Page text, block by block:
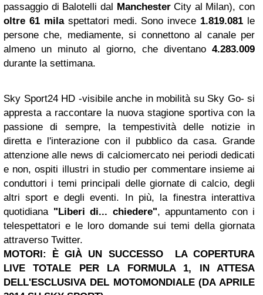
passaggio di Balotelli dal ManchesterCity al Milan), con
oltre 61 milaspettatori medi. Sono invece 1.819.081 le
persone che, mediamente, si connettono al canale per
almeno un minuto al giorno, che diventano 4.283.009
durante la settimana.
Sky Sport24 HD -visibile anche in mobilità su Sky Go- si
appresta a raccontare la nuova stagione sportiva con la
passione di sempre, la tempestività delle notizie in
diretta e l'interazione con il pubblico da casa. Grande
attenzione alle news di calciomercato nei periodi dedicati
e non, ospiti illustri in studio per commentare insieme ai
conduttori i temi principali delle giornate di calcio, degli
altri sport e degli eventi. In più, la finestra interattiva
quotidiana "Liberi di... chiedere", appuntamento con i
telespettatori e le loro domande sui temi della giornata
attraverso Twitter.
MOTORI: È GIÀ UN SUCCESSO LA COPERTURA
LIVE TOTALE PER LA FORMULA 1, IN ATTESA
DELL'ESCLUSIVA DEL MOTOMONDIALE (DA APRILE